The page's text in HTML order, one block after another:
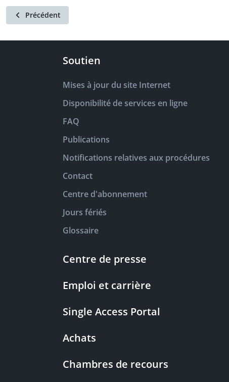
Précédent
Soutien
Mises à jour du site Internet
Disponibilité de services en ligne
FAQ
Publications
Notifications relatives aux procédures
Contact
Centre d'abonnement
Jours fériés
Glossaire
Centre de presse
Emploi et carrière
Single Access Portal
Achats
Chambres de recours